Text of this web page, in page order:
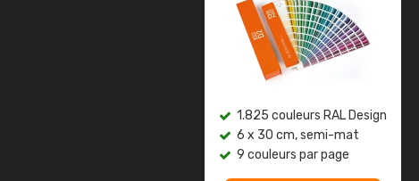
1.825 couleurs RAL Design
6 x 30 cm, semi-mat
9 couleurs par page